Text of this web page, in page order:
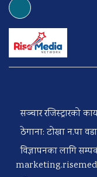
सञ्चार रजिस्ट्रारको
ठेगाना: टोखा न.पा
विज्ञापनका लागि